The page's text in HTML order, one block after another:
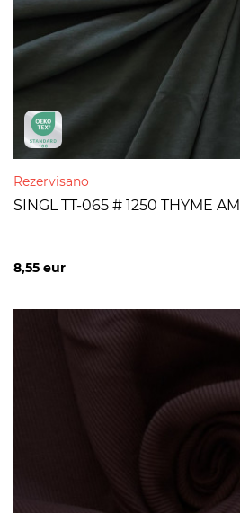
Rezervisano
SINGL TT-065 # 1250 THYME AM
8,55 eur